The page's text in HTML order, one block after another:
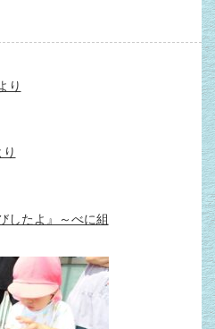
り
したよ』～べに組